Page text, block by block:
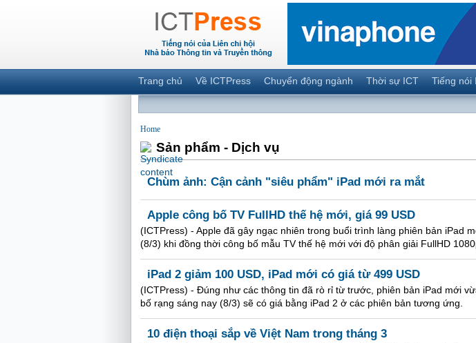
Trang chủ Về ICTPress Chuyển động ngành Thời sự ICT Tiếng nói
Home
Sản phẩm - Dịch vụ
Chùm ảnh: Cận cảnh "siêu phẩm" iPad mới ra mắt
Apple công bố TV FullHD thế hệ mới, giá 99 USD
(ICTPress) - Apple đã gây ngạc nhiên trong buổi trình làng phiên bản iPad
(8/3) khi đồng thời công bố mẫu TV thế hệ mới với độ phân giải FullHD
iPad 2 giảm 100 USD, iPad mới có giá từ 499 USD
(ICTPress) - Đúng như các thông tin đã rò rỉ từ trước, phiên bản iPad mới
bố rạng sáng nay (8/3) sẽ có giá bằng iPad 2 ở các phiên bản tương ứng.
10 điện thoại sắp về Việt Nam trong tháng 3